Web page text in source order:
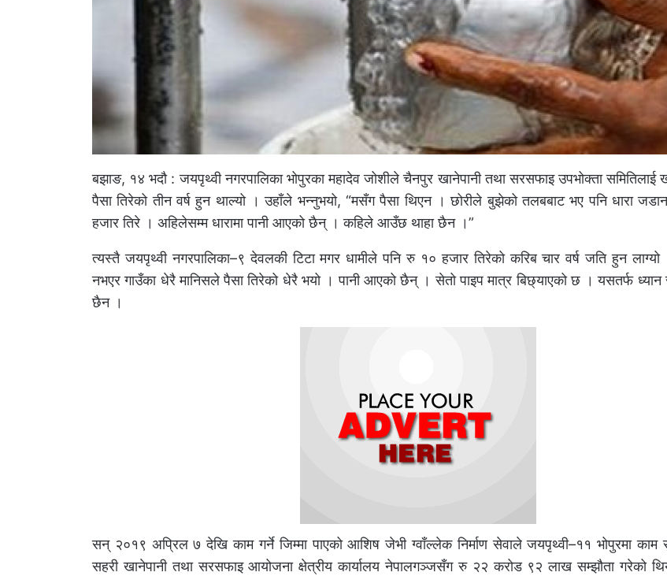
बझाङ, १४ भदौ : जयपृथ्वी नगरपालिका भोपुरका महादेव जोशीले चैनपुर खानेपानी तथा सरसफाइ उपभोक्ता समितिलाई
पैसा तिरेको तीन वर्ष हुन थाल्यो । उहाँले भन्नुभयो, “मसँग पैसा थिएन । छोरीले बुझेको तलबबाट भए पनि धारा
हजार तिरे । अहिलेसम्म धारामा पानी आएको छैन् । कहिले आउँछ थाहा छैन ।”
त्यस्तै जयपृथ्वी नगरपालिका–९ देवलकी टिटा मगर धामीले पनि रु १० हजार तिरेको करिब चार वर्ष जति हुन
नभएर गाउँका धेरै मानिसले पैसा तिरेको धेरै भयो । पानी आएको छैन् । सेतो पाइप मात्र बिछ्याएको छ । यसतर्फ ध्यान
छैन ।
सन् २०१९ अप्रिल ७ देखि काम गर्ने जिम्मा पाएको आशिष जेभी ग्वाँल्लेक निर्माण सेवाले जयपृथ्वी–११ भोपुरमा काम
सहरी खानेपानी तथा सरसफाइ आयोजना क्षेत्रीय कार्यालय नेपालगञ्जसँग रु २२ करोड ९२ लाख सम्झौता गरेको